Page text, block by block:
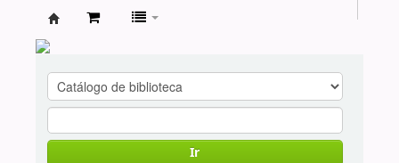
cendoc
Ir